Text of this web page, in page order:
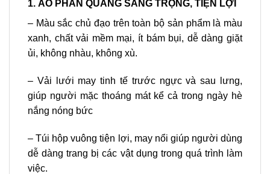
1. ÁO PHẢN QUANG SANG TRỌNG, TIỆN LỢI
– Màu sắc chủ đạo trên toàn bộ sản phẩm là màu
xanh, chất vải mềm mại, ít bám bụi, dễ dàng giặt
ủi, không nhàu, không xù.
– Vải lưới may tinh tế trước ngực và sau lưng,
giúp người mặc thoáng mát kể cả trong ngày hè
nắng nóng bức
– Túi hộp vuông tiện lợi, may nổi giúp người dùng
dễ dàng trang bị các vật dụng trong quá trình làm
việc.